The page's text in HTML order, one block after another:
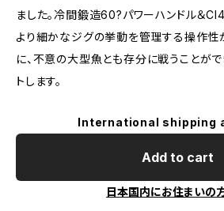
ました。冷間鍛造60?パワーハンドル＆
より細かなジグの挙動を管理する操作性
に、不意の大型魚とも存分に戦うことが
トします。
International shipping
Add to cart
日本国内にお住まいの